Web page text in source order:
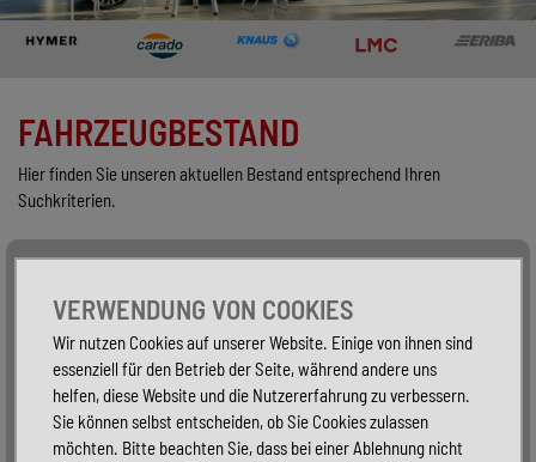
UNTERNEHMEN
FAHRZEUGBESTAND
Hier finden Sie unseren aktuellen Bestand entsprechend Ihren
Suchkriterien.
Alle Fahrzeuge
VERWENDUNG VON COOKIES
Wir nutzen Cookies auf unserer Website. Einige von ihnen sind
essenziell für den Betrieb der Seite, während andere uns
helfen, diese Website und die Nutzererfahrung zu verbessern.
Sie können selbst entscheiden, ob Sie Cookies zulassen
möchten. Bitte beachten Sie, dass bei einer Ablehnung nicht